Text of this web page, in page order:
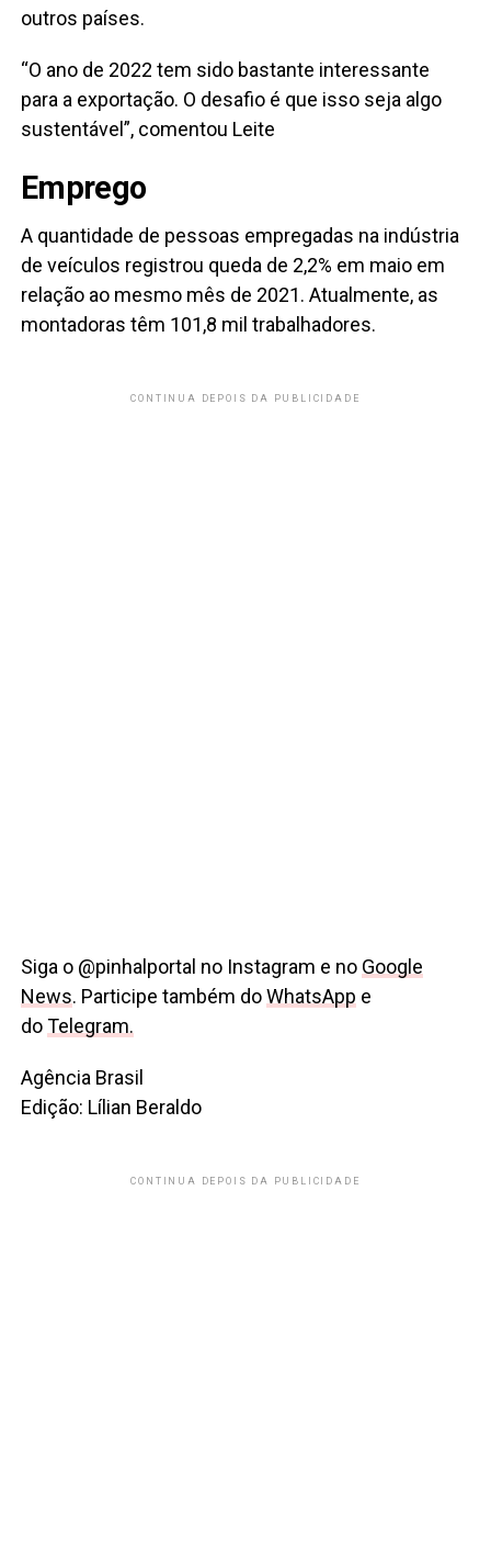
outros países.
“O ano de 2022 tem sido bastante interessante
para a exportação. O desafio é que isso seja algo
sustentável”, comentou Leite
Emprego
A quantidade de pessoas empregadas na indústria
de veículos registrou queda de 2,2% em maio em
relação ao mesmo mês de 2021. Atualmente, as
montadoras têm 101,8 mil trabalhadores.
CONTINUA DEPOIS DA PUBLICIDADE
Siga o @pinhalportal no Instagram e no Google
News. Participe também doWhatsApp e
doTelegram.
Agência Brasil
Edição: Lílian Beraldo
CONTINUA DEPOIS DA PUBLICIDADE